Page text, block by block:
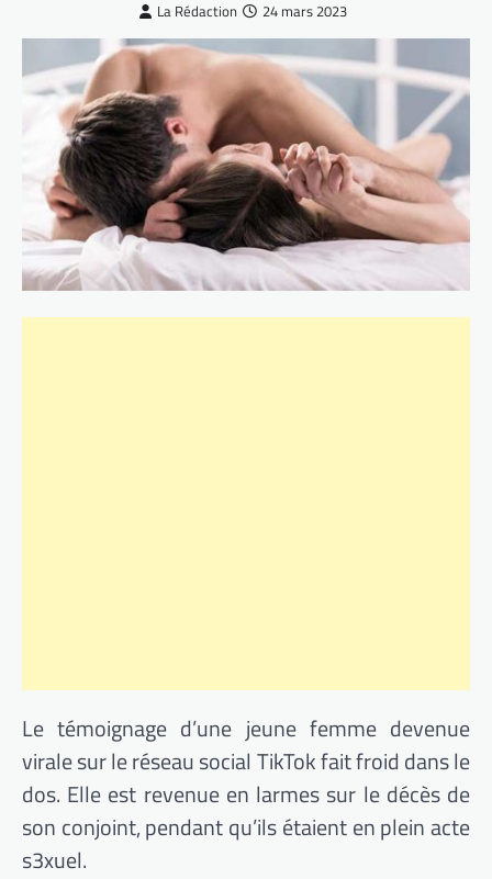
La Rédaction 24 mars 2023
Le témoignage d’une jeune femme devenue
virale sur le réseau social TikTok fait froid dans le
dos. Elle est revenue en larmes sur le décès de
son conjoint, pendant qu’ils étaient en plein acte
s3xuel.